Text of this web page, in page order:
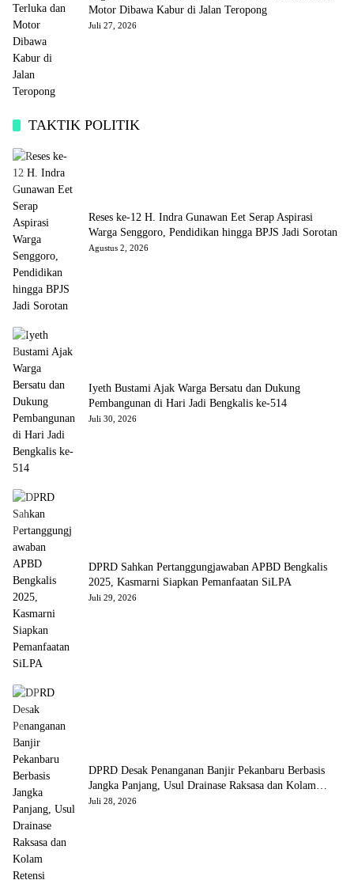
Motor Dibawa Kabur di Jalan Teropong
Juli 27, 2026
TAKTIK POLITIK
Reses ke-12 H. Indra Gunawan Eet Serap Aspirasi
Warga Senggoro, Pendidikan hingga BPJS Jadi Sorotan
Agustus 2, 2026
Iyeth Bustami Ajak Warga Bersatu dan Dukung
Pembangunan di Hari Jadi Bengkalis ke-514
Juli 30, 2026
DPRD Sahkan Pertanggungjawaban APBD Bengkalis
2025, Kasmarni Siapkan Pemanfaatan SiLPA
Juli 29, 2026
DPRD Desak Penanganan Banjir Pekanbaru Berbasis
Jangka Panjang, Usul Drainase Raksasa dan Kolam
Retensi
Juli 28, 2026